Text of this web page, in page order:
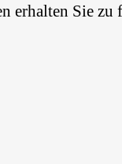
erhalten Sie zu